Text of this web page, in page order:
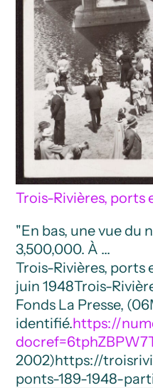
Trois-Rivières, ports
"En bas, une vue du
3,500,000. À …
Trois-Rivières, ports
juin 1948Trois-
Fonds La Presse,
identifié.https://
2002)https://
ponts-189-1948-